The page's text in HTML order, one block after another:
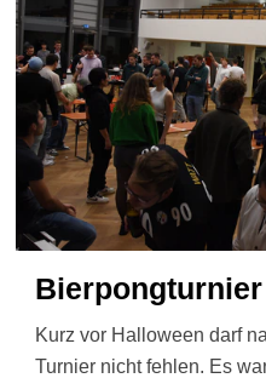
Bierpongturnier
Kurz vor Halloween darf
Turnier nicht fehlen. Es